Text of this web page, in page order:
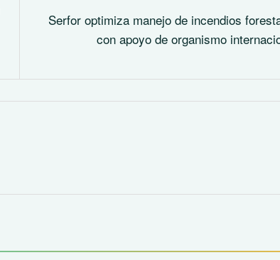
Serfor optimiza manejo de incendios
con apoyo de organismo